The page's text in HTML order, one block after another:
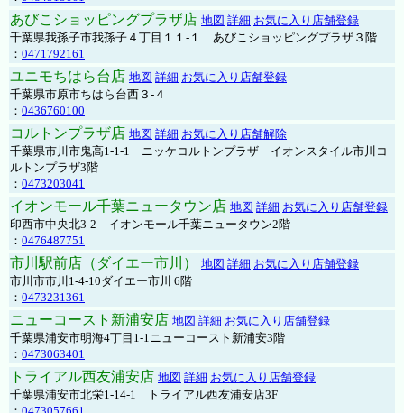
あびこショッピングプラザ店 地図 詳細 お気に入り店舗登録
千葉県我孫子市我孫子４丁目１１-１ あびこショッピングプラザ３階
： 0471792161
ユニモちはら台店 地図 詳細 お気に入り店舗登録
千葉県市原市ちはら台西３-４
： 0436760100
コルトンプラザ店 地図 詳細 お気に入り店舗解除
千葉県市川市鬼高1-1-1 ニッケコルトンプラザ イオンスタイル市川コ
ルトンプラザ3階
： 0473203041
イオンモール千葉ニュータウン店 地図 詳細 お気に入り店舗登録
印西市中央北3-2 イオンモール千葉ニュータウン2階
： 0476487751
市川駅前店（ダイエー市川） 地図 詳細 お気に入り店舗登録
市川市市川1-4-10ダイエー市川 6階
： 0473231361
ニューコースト新浦安店 地図 詳細 お気に入り店舗登録
千葉県浦安市明海4丁目1-1ニューコースト新浦安3階
： 0473063401
トライアル西友浦安店 地図 詳細 お気に入り店舗登録
千葉県浦安市北栄1-14-1 トライアル西友浦安店3F